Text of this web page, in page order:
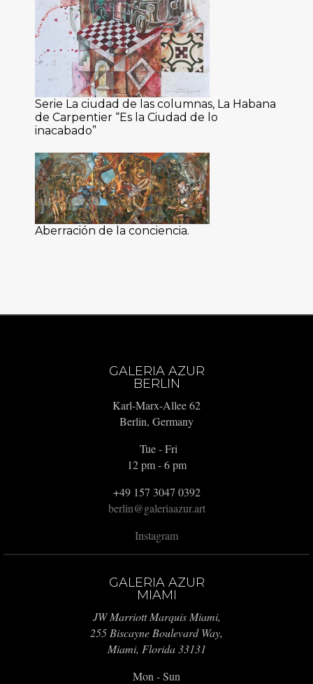
Serie La ciudad de las columnas, La Habana
de Carpentier “Es la Ciudad de lo
inacabado”
Aberración de la conciencia.
GALERIA AZUR
BERLIN
Karl-Marx-Allee 62
Berlin, Germany
Tue - Fri
12 pm - 6 pm
+49 157 3047 0392
berlin@galeriaazur.art
Instagram
GALERIA AZUR
MIAMI
JW Marriott Marquis Miami,
255 Biscayne Boulevard Way,
Miami, Florida 33131
Mon - Sun